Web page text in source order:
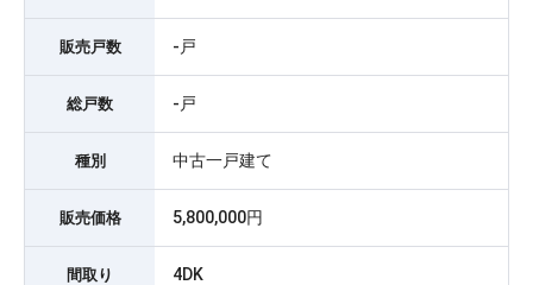
販売戸数 -戸
総戸数 -戸
種別 中古一戸建て
販売価格 5,800,000円
間取り 4DK